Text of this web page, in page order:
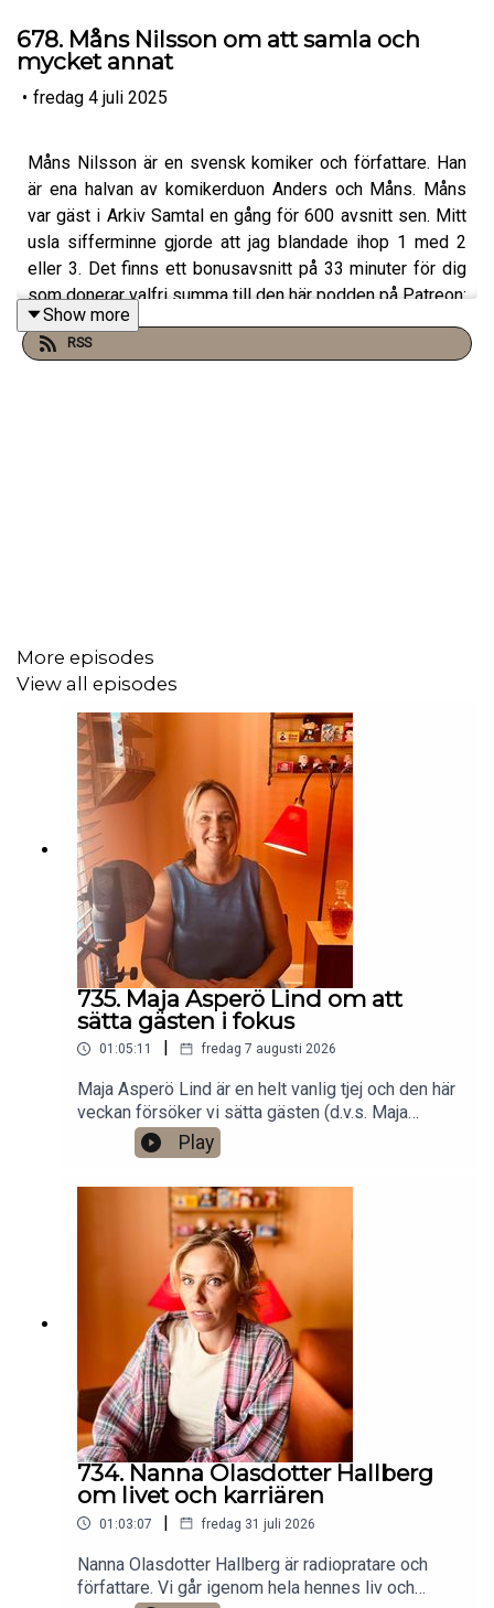
678. Måns Nilsson om att samla och
mycket annat
• fredag 4 juli 2025
Måns Nilsson är en svensk komiker och författare. Han
är ena halvan av komikerduon Anders och Måns. Måns
var gäst i Arkiv Samtal en gång för 600 avsnitt sen. Mitt
usla sifferminne gjorde att jag blandade ihop 1 med 2
eller 3. Det finns ett bonusavsnitt på 33 minuter för dig
som donerar valfri summa till den här podden på Patreon:
https://www.patreon.com/arkivsamtal
Swish: 0760724728
X: @gardenfors
Instagram: @gardenfors
Facebook: Arkiv Samtal - eftersnackgruppen
Show more
RSS
More episodes
View all episodes
735. Maja Asperö Lind om att
sätta gästen i fokus
01:05:11 fredag 7 augusti 2026
Maja Asperö Lind är en helt vanlig tjej och den här
veckan försöker vi sätta gästen (d.v.s. Maja
Asperö Lind) i fokus. Det finns ett bonusavsnitt
på 28 minuter för dig som donerar valfri summa
till den här podden på Patreon:
https://www.patreon.com/arkivsamtalFestar! Ny
turné med Simon Gärdenfors och Anton
Magnusson 2026.Jag har andra standupgig i bl.a.
Stockholm. Min film Serietecknaren finns nu på
VHS, Blu-tay och på SF
Anytime!https://www.gardenfors.comSwish:
0760724728X: @gardenforsInstagram:
@gardenfors
Play
734. Nanna Olasdotter Hallberg
om livet och karriären
01:03:07 | fredag 31 juli 2026
Nanna Olasdotter Hallberg är radiopratare och
författare. Vi går igenom hela hennes liv och